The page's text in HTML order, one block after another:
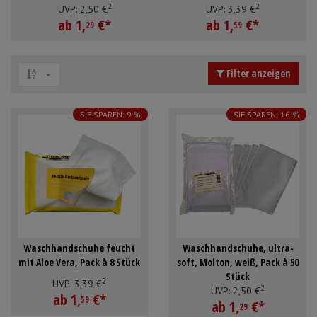
Schürzen
Mundpflege & Mundhygiene
Stück
UVP: 2,50 €2
ab 1,29 €*
UVP: 3,39 €2
ab 1,59 €*
Filter anzeigen
Waschhandschuhe feucht
mit Aloe Vera, Pack à 8 Stück
UVP: 3,39 €2
ab 1,59 €*
SIE SPAREN: 9 %
Waschhandschuhe, ultra-
soft, Molton, weiß, Pack à 50
Stück
UVP: 2,50 €2
ab 1,29 €*
SIE SPAREN: 16 %